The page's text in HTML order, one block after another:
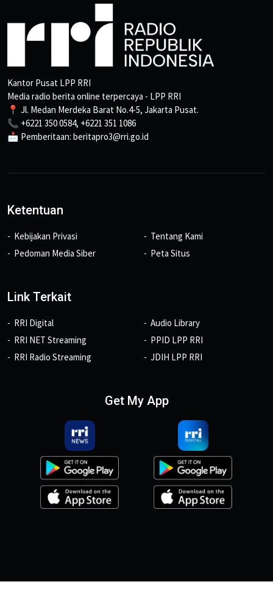
Kantor Pusat LPP RRI
Media radio berita online terpercaya - LPP RRI
📍 Jl. Medan Merdeka Barat No.4-5, Jakarta Pusat.
📞 +6221 350 0584, +6221 351 1086
📩 Pemberitaan: beritapro3@rri.go.id
Ketentuan
Kebijakan Privasi
Pedoman Media Siber
Tentang Kami
Peta Situs
Link Terkait
RRI Digital
RRI NET Streaming
RRI Radio Streaming
Audio Library
PPID LPP RRI
JDIH LPP RRI
Get My App